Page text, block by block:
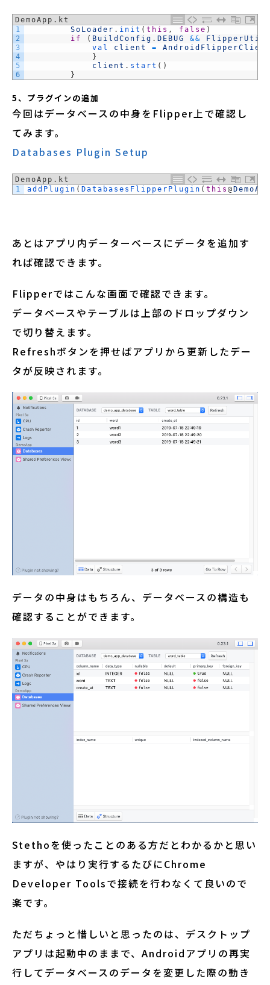
DemoApp.kt
1
2
3
4
5
6
SoLoader . init ( this , false )
if
( BuildConfig . DEBUG &&
val client =
}
client . start ( )
}
5、プラグインの追加
今回はデータベースの中身をFlipper上で確認し
てみます。
Databases Plugin Setup
DemoApp.kt
1
addPlugin ( DatabasesFlipperPlugin ( this @
あとはアプリ内データーベースにデータを追加す
れば確認できます。
Flipperではこんな画面で確認できます。
データベースやテーブルは上部のドロップダウン
で切り替えます。
Refreshボタンを押せばアプリから更新したデー
タが反映されます。
データの中身はもちろん、データベースの構造も
確認することができます。
Stethoを使ったことのある方だとわかるかと思い
ますが、やはり実行するたびにChrome
Developer Toolsで接続を行わなくて良いので
楽です。
ただちょっと惜しいと思ったのは、デスクトップ
アプリは起動中のままで、Androidアプリの再実
行してデータベースのデータを変更した際の動き